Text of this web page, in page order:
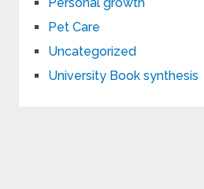
Pet Care
Uncategorized
University Book synthesis